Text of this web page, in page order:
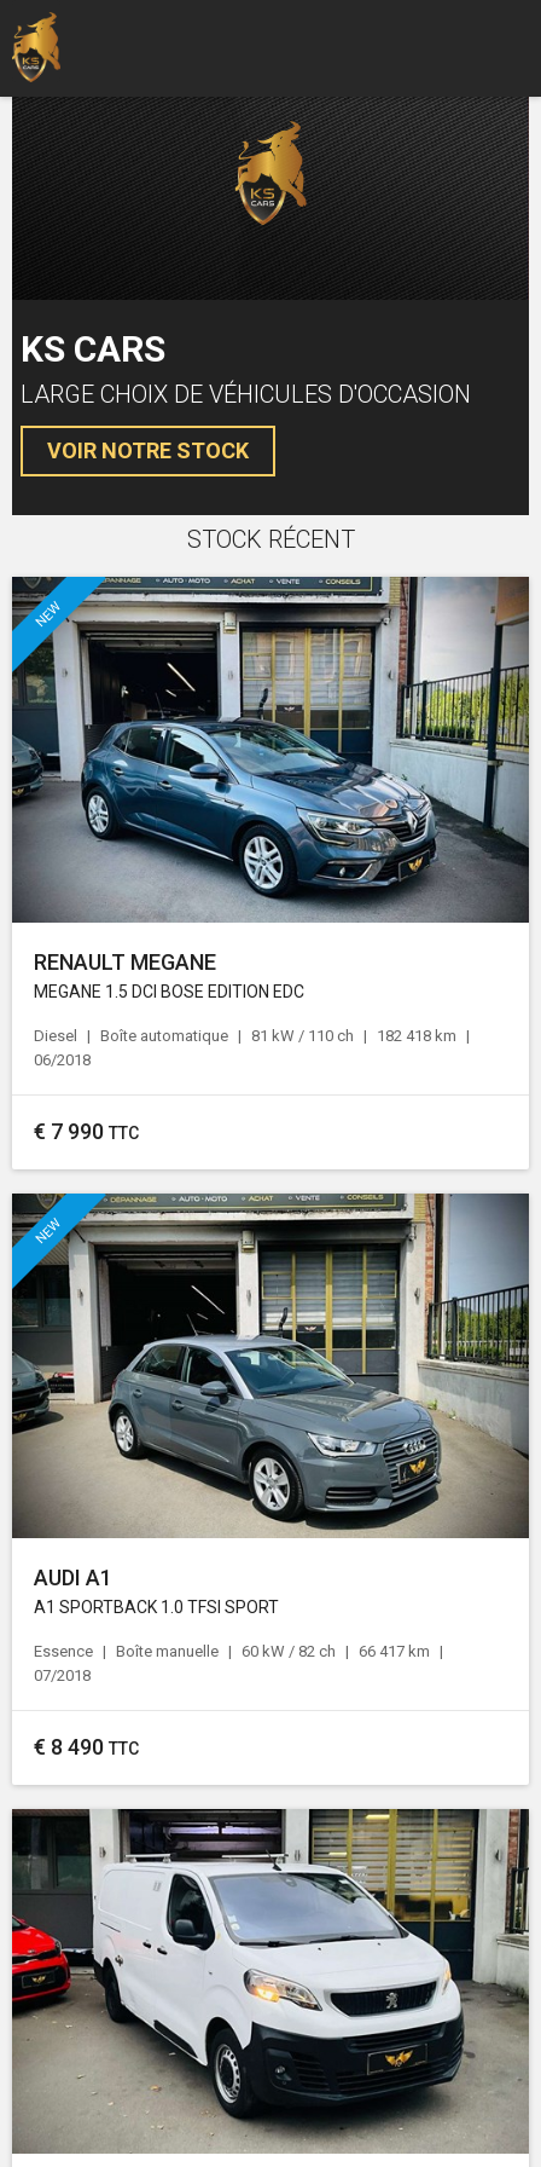
KS CARS
LARGE CHOIX DE VÉHICULES D'OCCASION
VOIR NOTRE STOCK
STOCK RÉCENT
NEW
RENAULT MEGANE
MEGANE 1.5 DCI BOSE EDITION EDC
Diesel Boîte automatique 81 kW / 110 ch
182 418 km
06/2018
€ 7 990 TTC
NEW
AUDI A1
A1 SPORTBACK 1.0 TFSI SPORT
Essence Boîte manuelle 60 kW / 82 ch
66 417 km
07/2018
€ 8 490 TTC